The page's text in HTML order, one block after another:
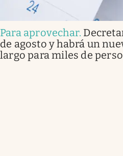
Para aprovechar.
de agosto y habrá un
largo para miles de